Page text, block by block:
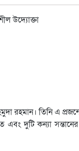
রহমান। তিনি এ
এবং দুটি কন্যা